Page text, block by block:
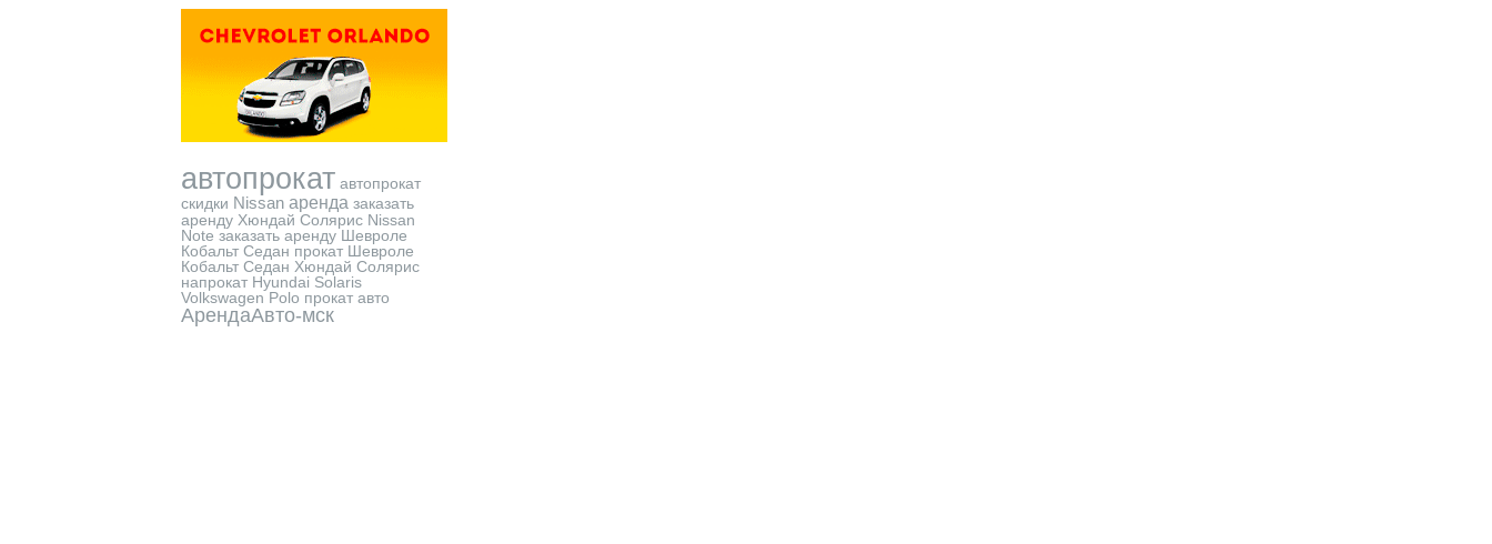
автопрокат автопрокат
скидки Nissan аренда заказать
аренду Хюндай Солярис Nissan
Note заказать аренду Шевроле
Кобальт Седан прокат Шевроле
Кобальт Седан Хюндай Солярис
напрокат Hyundai Solaris
Volkswagen Polo прокат авто
АрендаАвто-мск